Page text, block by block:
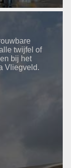
twijfel of
bij het
Vliegveld.